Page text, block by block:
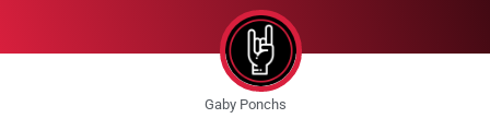
Gaby Ponchs